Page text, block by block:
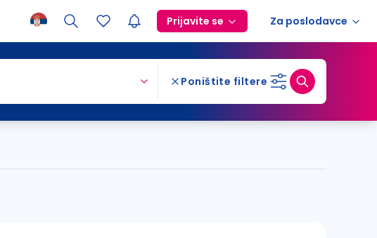
Prijavite se Za poslodavce
Poništite filtere